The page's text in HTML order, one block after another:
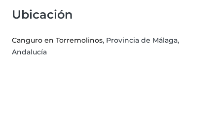
Ubicación
Canguro en Torremolinos, Provincia de Málaga,
Andalucía